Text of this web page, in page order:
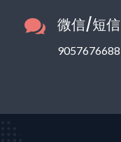
 微信/短信
9057676688